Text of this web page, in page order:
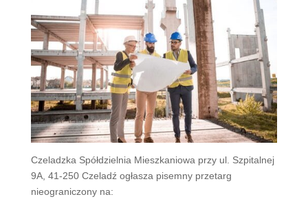
Czeladzka Spółdzielnia Mieszkaniowa przy ul. Szpitalnej
9A, 41-250 Czeladź ogłasza pisemny przetarg
nieograniczony na: